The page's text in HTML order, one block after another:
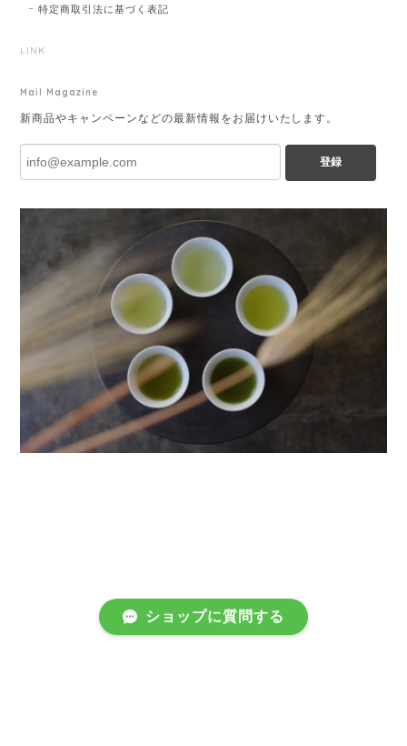
特定商取引法に基づく表記
LINK
Mail Magazine
新商品やキャンペーンなどの最新情報をお届けいたします。
登録
ショップに質問する